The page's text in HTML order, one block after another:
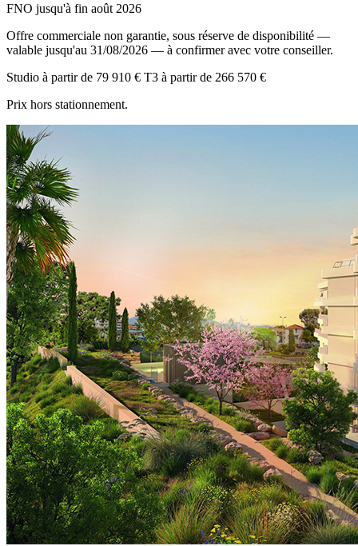
FNO jusqu'à fin août 2026
Offre commerciale non garantie, sous réserve de disponibilité —
valable jusqu'au 31/08/2026 — à confirmer avec votre conseiller.
Studio à partir de 79 910 € T3 à partir de 266 570 €
Prix hors stationnement.